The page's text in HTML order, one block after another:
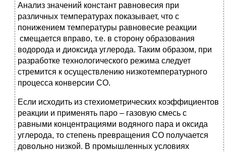
Анализ значений констант равновесия при
различных температурах показывает, что с
понижением температуры равновесие реакции
смещается вправо, т.е. в сторону образования
водорода и диоксида углерода. Таким образом, при
разработке технологического режима следует
стремится к осуществлению низкотемпературного
процесса конверсии СО.
Если исходить из стехиометрических коэффициентов
реакции и применять паро – газовую смесь с
равными концентрациями водяного пара и оксида
углерода, то степень превращения СО получается
довольно низкой. В промышленных условиях